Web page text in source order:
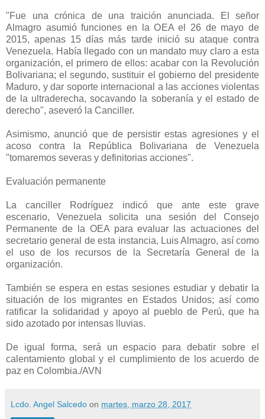
"Fue una crónica de una traición anunciada. El señor
Almagro asumió funciones en la OEA el 26 de mayo de
2015, apenas 15 días más tarde inició su ataque contra
Venezuela. Había llegado con un mandato muy claro a esta
organización, el primero de ellos: acabar con la Revolución
Bolivariana; el segundo, sustituir el gobierno del presidente
Maduro, y dar soporte internacional a las acciones violentas
de la ultraderecha, socavando la soberanía y el estado de
derecho", aseveró la Canciller.
Asimismo, anunció que de persistir estas agresiones y el
acoso contra la República Bolivariana de Venezuela
"tomaremos severas y definitorias acciones".
Evaluación permanente
La canciller Rodríguez indicó que ante este grave
escenario, Venezuela solicita una sesión del Consejo
Permanente de la OEA para evaluar las actuaciones del
secretario general de esta instancia, Luis Almagro, así como
el uso de los recursos de la Secretaría General de la
organización.
También se espera en estas sesiones estudiar y debatir la
situación de los migrantes en Estados Unidos; así como
ratificar la solidaridad y apoyo al pueblo de Perú, que ha
sido azotado por intensas lluvias.
De igual forma, será un espacio para debatir sobre el
calentamiento global y el cumplimiento de los acuerdo de
paz en Colombia./AVN
Lcdo. Angel Salcedo on martes, marzo 28, 2017